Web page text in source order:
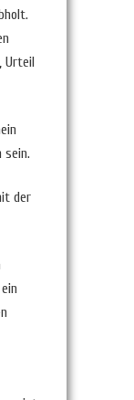
Urteil
sein.
der